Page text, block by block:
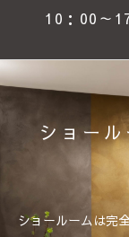
10：00～
ショー
ショールームは完